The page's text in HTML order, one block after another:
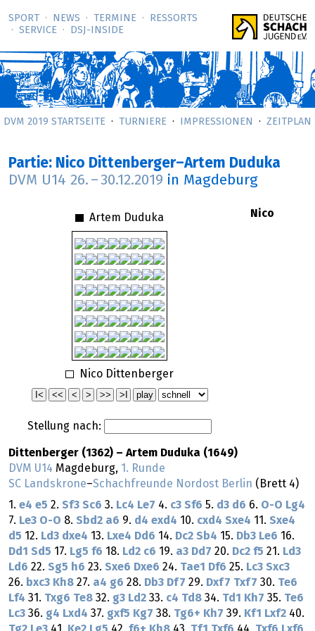
SPORT NEWS TERMINE
RESSORTS
SERVICE
DSJ-­INSIDE
DVM 2019 STARTSEITE TURNIERE IMPRESSIONEN ZEITPLAN
Partie: Nico Dittenberger–Artem Duduka
DVM U14 26. – 30.12.2019 in Magdeburg
Artem Duduka
Nico Dittenberger
Stellung nach:
Nico
Dittenberger (1362) – Artem Duduka (1649)
DVM U14 Magdeburg, 1. Runde
SC Landskrone–Schachfreunde Nordost Berlin (Brett 4)
1. e4 e5 2. Sf3 Sc6 3. Lc4 Le7 4. c3 Sf6 5. d3 d6 6. O-O Lg4
7. Le3 O-O 8. Sbd2 a6 9. d4 exd4 10. cxd4 Sxe4 11. Sxe4
d5 12. Ld3 dxe4 13. Lxe4 Dd6 14. Dc2 Sb4 15. Db3 Le6 16.
Dd1 Sd5 17. Lg5 f6 18. Ld2 c6 19. a3 Dd7 20. Dc2 f5 21. Ld3
Ld6 22. Sg5 h6 23. Sxe6 Dxe6 24. Tae1 Df6 25. Lc3 Sxc3
26. bxc3 Kh8 27. a4 g6 28. Db3 Df7 29. Dxf7 Txf7 30. Te6
Lf4 31. Txg6 Te8 32. g3 Ld2 33. c4 Td8 34. Td1 Kh7 35. Te6
Lc3 36. g4 Lxd4 37. gxf5 Kg7 38. Tg6+ Kh7 39. Kf1 Lxf2 40.
Tg2 Le3 41. Ke2 Lg5 42. f6+ Kh8 43. Tf1 Txf6 44. Txf6 Lxf6